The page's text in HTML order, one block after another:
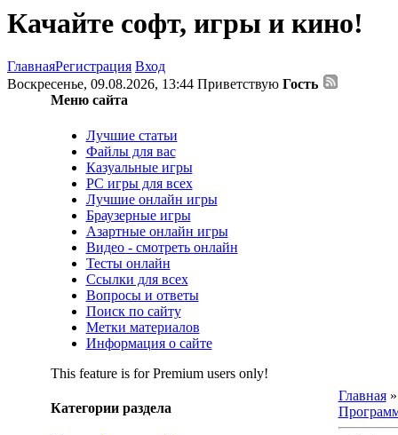
Качайте софт, игры и кино!
ГлавнаяРегистрация Вход
Воскресенье, 09.08.2026, 13:44 Приветствую Гость
Меню сайта
Лучшие статьи
Файлы для вас
Казуальные игры
PC игры для всех
Лучшие онлайн игры
Браузерные игры
Азартные онлайн игры
Видео - смотреть онлайн
Тесты онлайн
Ссылки для всех
Вопросы и ответы
Поиск по сайту
Метки материалов
Информация о сайте
This feature is for Premium users only!
Категории раздела
Главная